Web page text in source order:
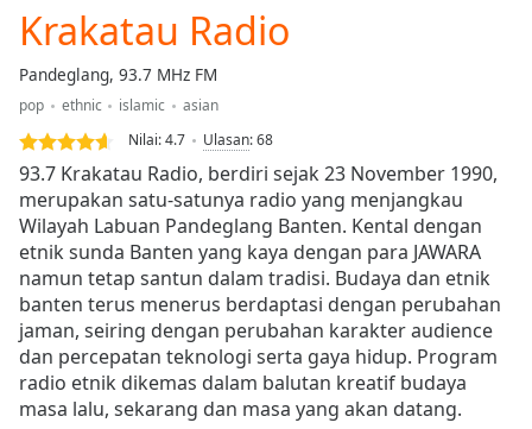
Loaded:
0.00%
Stream
TypeLIVE
live,
currently
behind
liveLIVE
Remaining
Time-
Playback
Krakatau Radio
Pandeglang, 93.7 MHz FM
pop ethnic islamic
asian
Nilai:4.7 Ulasan:68
93.7 Krakatau Radio, berdiri sejak 23 November 1990,
merupakan satu-satunya radio yang menjangkau
Wilayah Labuan Pandeglang Banten. Kental dengan
etnik sunda Banten yang kaya dengan para JAWARA
namun tetap santun dalam tradisi. Budaya dan etnik
banten terus menerus berdaptasi dengan perubahan
jaman, seiring dengan perubahan karakter audience
dan percepatan teknologi serta gaya hidup. Program
radio etnik dikemas dalam balutan kreatif budaya
masa lalu, sekarang dan masa yang akan datang.